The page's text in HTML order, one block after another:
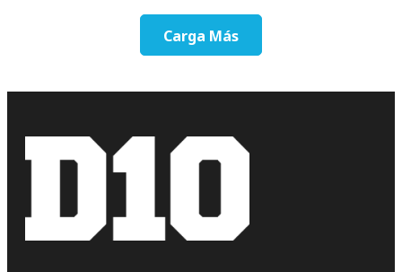
Carga Más